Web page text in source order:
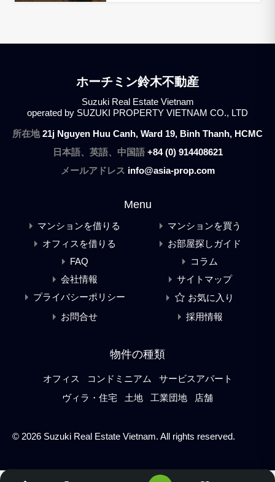
ホーチミン鈴木不動産
Suzuki Real Estate Vietnam
operated by SUZUKI PROPERTY VIETNAM CO., LTD
所在地21j Nguyen Huu Canh, Ward 19, Binh Thanh, HCMC
日本語、英語、中国語 +84 (0) 914408621
メールアドレス info@asia-prop.com
Menu
マンションを借りる
マンションを買う
オフィスを借りる
お部屋探しガイド
FAQ
コラム
会社情報
サイトマップ
プライバシーポリシー
お気に入り
お問合せ
採用情報
物件の種類
オフィス コンドミニアム
サービスアパート
ヴィラ・住宅
土地 工業団地 店舗
© 2026 Suzuki Real Estate Vietnam. All rights reserved.